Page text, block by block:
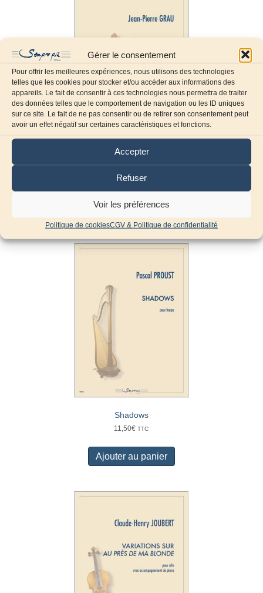
Gérer le consentement
Pour offrir les meilleures expériences, nous utilisons des technologies
telles que les cookies pour stocker et/ou accéder aux informations des
appareils. Le fait de consentir à ces technologies nous permettra de traiter
des données telles que le comportement de navigation ou les ID uniques
sur ce site. Le fait de ne pas consentir ou de retirer son consentement peut
avoir un effet négatif sur certaines caractéristiques et fonctions.
Accepter
Refuser
Voir les préférences
Politique de cookiesCGV & Politique de confidentialité
Cinq prélude-études en
campanelle
12,20€ TTC
Ajouter au panier
Shadows
11,50€ TTC
Ajouter au panier